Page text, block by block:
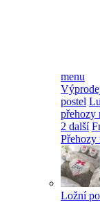
menu
postel
přehozy
2 další
Přehozy
Ložní